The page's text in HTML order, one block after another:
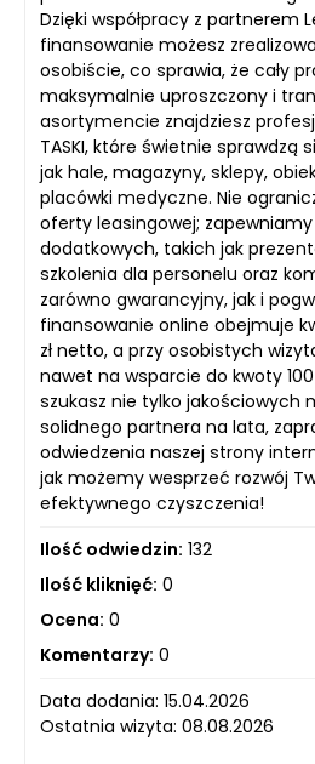
Dzięki współpracy z partnerem
finansowanie możesz
osobiście, co sprawia, że cały
maksymalnie uproszczony i
asortymencie znajdziesz
TASKI, które świetnie sprawdzą
jak hale, magazyny, sklepy,
placówki medyczne. Nie
oferty leasingowej; zapewniamy
dodatkowych, takich jak
szkolenia dla personelu oraz
zarówno gwarancyjny, jak i
finansowanie online obejmuje
zł netto, a przy osobistych
nawet na wsparcie do kwoty
szukasz nie tylko jakościowych
solidnego partnera na lata,
odwiedzenia naszej strony
jak możemy wesprzeć rozwój
efektywnego czyszczenia!
Ilość odwiedzin: 132
Ilość kliknięć: 0
Ocena: 0
Komentarzy: 0
Data dodania: 15.04.2026
Ostatnia wizyta: 08.08.2026